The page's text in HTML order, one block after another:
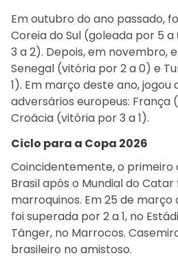
Em outubro do ano passado,
Coreia do Sul (goleada por 5
3 a 2). Depois, em novembro,
Senegal (vitória por 2 a 0) e
1). Em março deste ano,
adversários europeus: França
Croácia (vitória por 3 a 1).
Ciclo para a Copa 2026
Coincidentemente, o primeiro
Brasil após o Mundial do
marroquinos. Em 25 de março
foi superada por 2 a 1, no
Tânger, no Marrocos.
brasileiro no amistoso.